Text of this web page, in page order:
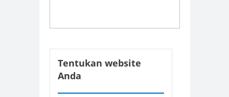
Tentukan website
Anda